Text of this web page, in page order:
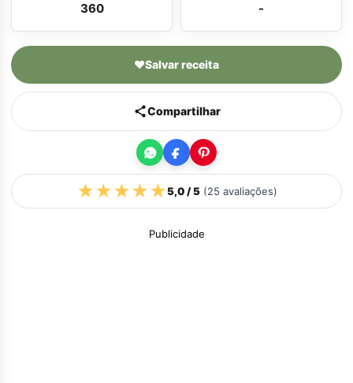
360 -
♥Salvar receita
Compartilhar
★★★★★5,0/ 5(25 avaliações)
Publicidade